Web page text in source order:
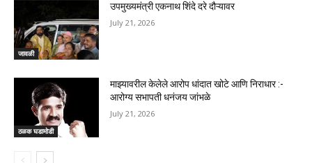
जावळी
उपमुख्यमंत्री एकनाथ शिंदे दरे दौऱ्यावर
July 21, 2026
ठळक घडामोडी
माझ्यावरील केलेले आरोप धांदात खोटे आणि निराधार :-
आरोग्य सभापती धनंजय जांभळे
July 21, 2026